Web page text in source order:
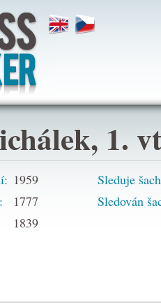
1.
1959
1777
1839
Sleduje
Sledován